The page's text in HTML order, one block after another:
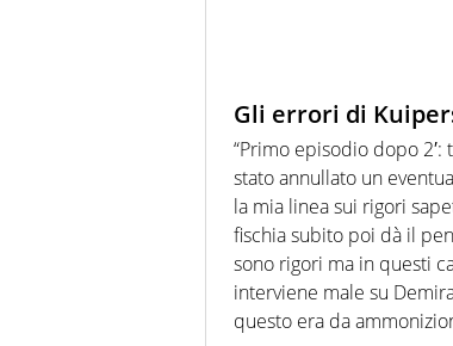
Gli errori di
“Primo episodio dopo
stato annullato un
la mia linea sui rigori
fischia subito poi dà il
sono rigori ma in questi
interviene male su
questo era da